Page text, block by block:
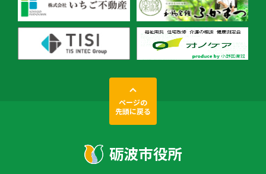
ページの
先頭に戻る